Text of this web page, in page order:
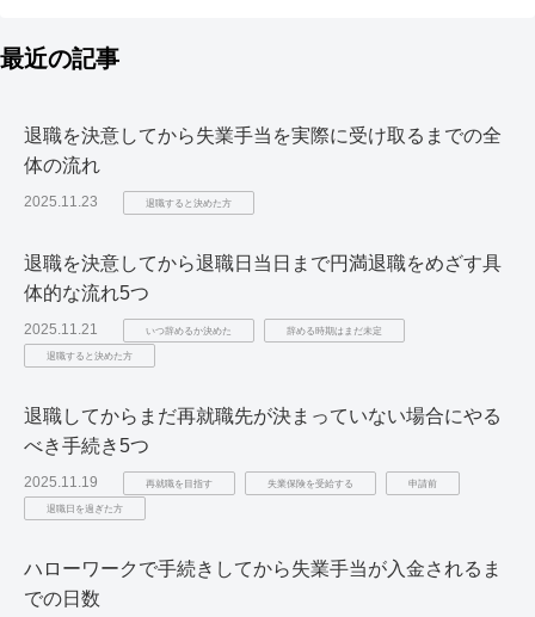
最近の記事
退職を決意してから失業手当を実際に受け取るまでの全
体の流れ
2025.11.23 退職すると決めた方
退職を決意してから退職日当日まで円満退職をめざす具
体的な流れ5つ
2025.11.21 いつ辞めるか決めた 辞める時期はまだ未定
退職すると決めた方
退職してからまだ再就職先が決まっていない場合にやる
べき手続き5つ
2025.11.19 再就職を目指す 失業保険を受給する 申請前
退職日を過ぎた方
ハローワークで手続きしてから失業手当が入金されるま
での日数